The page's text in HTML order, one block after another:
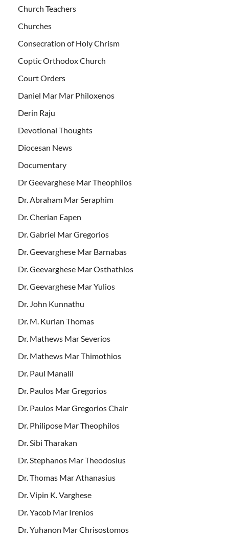
Church Teachers
Churches
Consecration of Holy Chrism
Coptic Orthodox Church
Court Orders
Daniel Mar Mar Philoxenos
Derin Raju
Devotional Thoughts
Diocesan News
Documentary
Dr Geevarghese Mar Theophilos
Dr. Abraham Mar Seraphim
Dr. Cherian Eapen
Dr. Gabriel Mar Gregorios
Dr. Geevarghese Mar Barnabas
Dr. Geevarghese Mar Osthathios
Dr. Geevarghese Mar Yulios
Dr. John Kunnathu
Dr. M. Kurian Thomas
Dr. Mathews Mar Severios
Dr. Mathews Mar Thimothios
Dr. Paul Manalil
Dr. Paulos Mar Gregorios
Dr. Paulos Mar Gregorios Chair
Dr. Philipose Mar Theophilos
Dr. Sibi Tharakan
Dr. Stephanos Mar Theodosius
Dr. Thomas Mar Athanasius
Dr. Vipin K. Varghese
Dr. Yacob Mar Irenios
Dr. Yuhanon Mar Chrisostomos